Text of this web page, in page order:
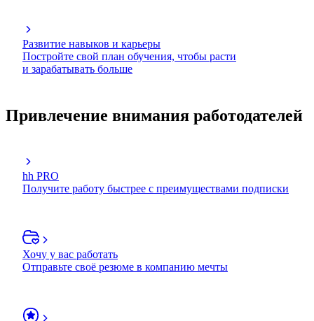
Развитие навыков и карьеры
Постройте свой план обучения, чтобы расти
и зарабатывать больше
Привлечение внимания работодателей
hh PRO
Получите работу быстрее с преимуществами подписки
Хочу у вас работать
Отправьте своё резюме в компанию мечты